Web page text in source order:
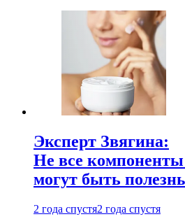
Эксперт Звягина:
Не все компоненты
могут быть
2 года спустя2 года спустя